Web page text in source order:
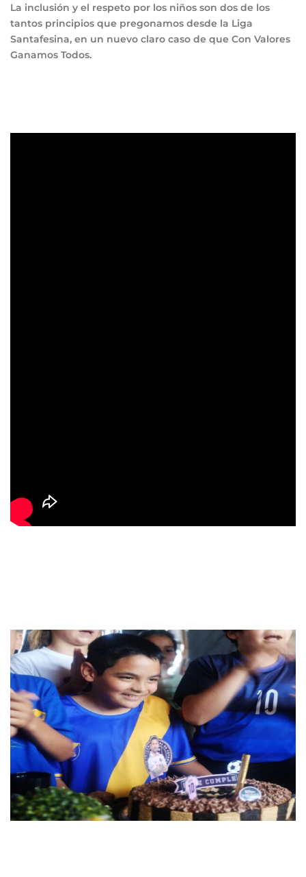
La inclusión y el respeto por los niños son dos de los
tantos principios que pregonamos desde la Liga
Santafesina, en un nuevo claro caso de que Con Valores
Ganamos Todos.